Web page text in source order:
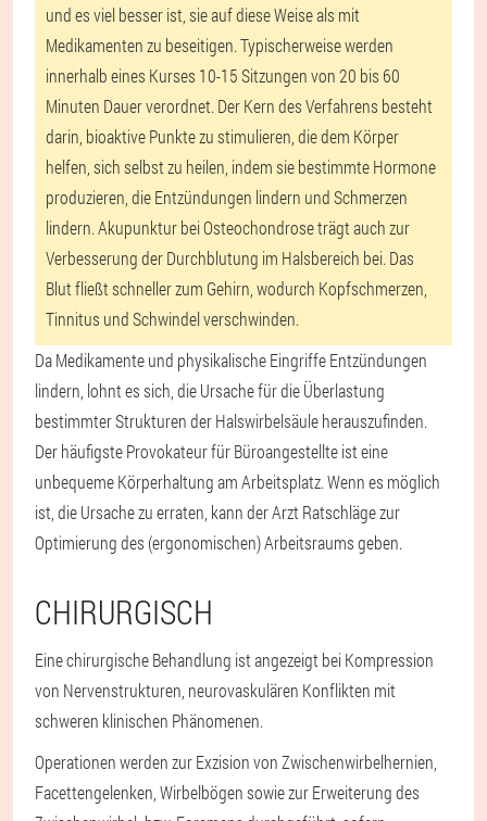
und es viel besser ist, sie auf diese Weise als mit
Medikamenten zu beseitigen. Typischerweise werden
innerhalb eines Kurses 10-15 Sitzungen von 20 bis 60
Minuten Dauer verordnet. Der Kern des Verfahrens besteht
darin, bioaktive Punkte zu stimulieren, die dem Körper
helfen, sich selbst zu heilen, indem sie bestimmte Hormone
produzieren, die Entzündungen lindern und Schmerzen
lindern. Akupunktur bei Osteochondrose trägt auch zur
Verbesserung der Durchblutung im Halsbereich bei. Das
Blut fließt schneller zum Gehirn, wodurch Kopfschmerzen,
Tinnitus und Schwindel verschwinden.
Da Medikamente und physikalische Eingriffe Entzündungen
lindern, lohnt es sich, die Ursache für die Überlastung
bestimmter Strukturen der Halswirbelsäule herauszufinden.
Der häufigste Provokateur für Büroangestellte ist eine
unbequeme Körperhaltung am Arbeitsplatz. Wenn es möglich
ist, die Ursache zu erraten, kann der Arzt Ratschläge zur
Optimierung des (ergonomischen) Arbeitsraums geben.
CHIRURGISCH
Eine chirurgische Behandlung ist angezeigt bei Kompression
von Nervenstrukturen, neurovaskulären Konflikten mit
schweren klinischen Phänomenen.
Operationen werden zur Exzision von Zwischenwirbelhernien,
Facettengelenken, Wirbelbögen sowie zur Erweiterung des